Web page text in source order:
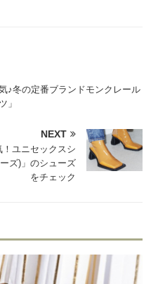
♪冬の定番ブランドモンクレール
」
NEXT
ユニセックスシ
ズ)」のシューズ
をチェック